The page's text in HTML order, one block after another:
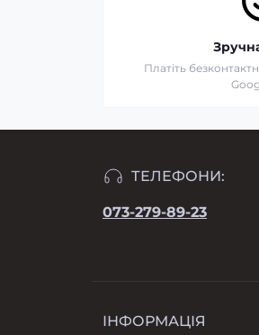
Платіть
ТЕЛЕФОНИ:
073-279-89-23
ІНФОРМАЦІЯ